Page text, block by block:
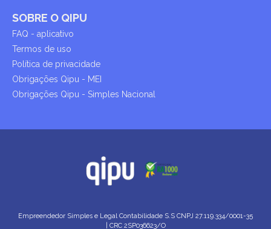
SOBRE O QIPU
FAQ - aplicativo
Termos de uso
Política de privacidade
Obrigações Qipu - MEI
Obrigações Qipu - Simples Nacional
Empreendedor Simples e Legal Contabilidade S.S CNPJ 27.119.334/0001-35
| CRC 2SP036623/O